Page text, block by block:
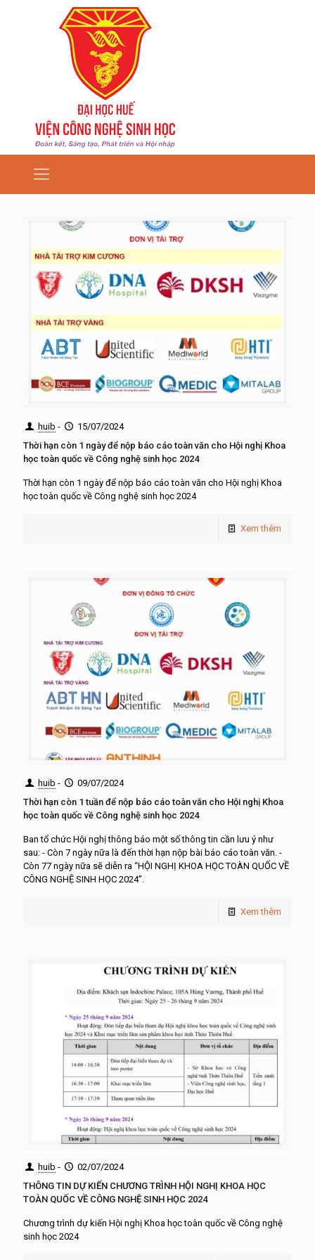
huib -
15/07/2024
Thời hạn còn 1 ngày để nộp báo cáo toàn văn cho Hội nghị Khoa
học toàn quốc về Công nghệ sinh học 2024
Thời hạn còn 1 ngày để nộp báo cáo toàn văn cho Hội nghị Khoa
học toàn quốc về Công nghệ sinh học 2024
Xem thêm
huib -
09/07/2024
Thời hạn còn 1 tuần để nộp báo cáo toàn văn cho Hội nghị Khoa
học toàn quốc về Công nghệ sinh học 2024
Ban tổ chức Hội nghị thông báo một số thông tin cần lưu ý như
sau: - Còn 7 ngày nữa là đến thời hạn nộp bài báo cáo toàn văn. -
Còn 77 ngày nữa sẽ diễn ra “HỘI NGHỊ KHOA HỌC TOÀN QUỐC VỀ
CÔNG NGHỆ SINH HỌC 2024”.
Xem thêm
huib -
02/07/2024
THÔNG TIN DỰ KIẾN CHƯƠNG TRÌNH HỘI NGHỊ KHOA HỌC
TOÀN QUỐC VỀ CÔNG NGHỆ SINH HỌC 2024
Chương trình dự kiến Hội nghị Khoa học toàn quốc về Công nghệ
sinh học 2024